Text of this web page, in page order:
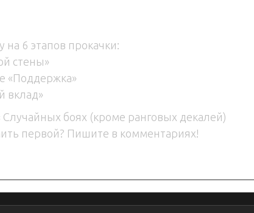
6 этапов прокачки:
стены»
«Поддержка»
вклад»
боях (кроме ранговых декалей)
первой? Пишите в комментариях!